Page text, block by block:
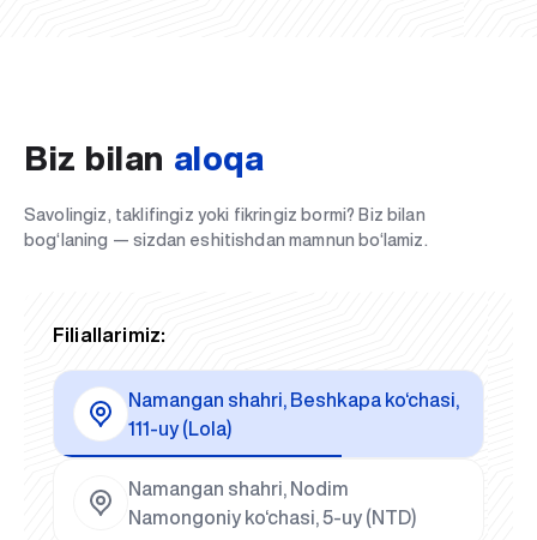
Biz bilan aloqa
Savolingiz, taklifingiz yoki fikringiz bormi? Biz bilan
bog‘laning — sizdan eshitishdan mamnun bo‘lamiz.
Filiallarimiz:
Namangan shahri, Beshkapa ko‘chasi,
111-uy (Lola)
Namangan shahri, Nodim
Namongoniy ko‘chasi, 5-uy (NTD)